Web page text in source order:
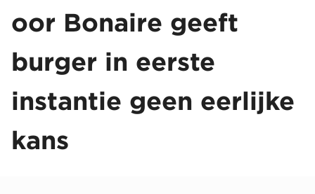
oor Bonaire geeft
burger in eerste
instantie geen eerlijke
kans